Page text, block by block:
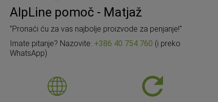
AlpLine pomoč - Matjaž
"Pronaći ću za vas najbolje proizvode za penjanje!"
Imate pitanje? Nazovite: +386 40 754 760 (i preko
WhatsApp)